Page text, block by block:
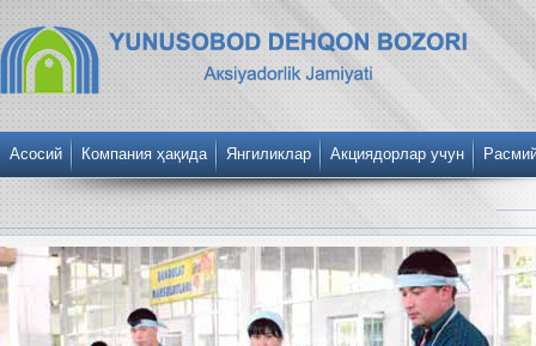
Асосий Компания ҳақида Янгиликлар Акциядорлар учун